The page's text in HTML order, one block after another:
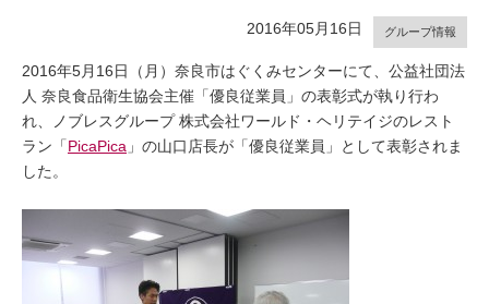
i
n
グループ情報
2016年05月16日
2016年5月16日（月）奈良市はぐくみセンターにて、公益社団法
人 奈良食品衛生協会主催「優良従業員」の表彰式が執り行わ
れ、ノブレスグループ 株式会社ワールド・ヘリテイジのレスト
ラン「PicaPica 」の山口店長が「優良従業員」として表彰されま
した。